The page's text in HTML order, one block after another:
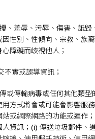
、羞辱、污辱、傷害、詆毀
因性別、性傾向、宗教、族
心障礙而歧視他人；
不實或誤導資訊；
或傳輸病毒或任何其他類型
用方式將會或可能會影響服
站或網際網路的功能或運作
人資訊；(i) 傳送垃圾郵件、